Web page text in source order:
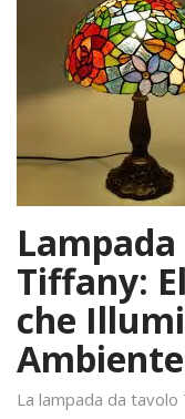
Tiffany:
che
Ambiente
La lampada da tavolo